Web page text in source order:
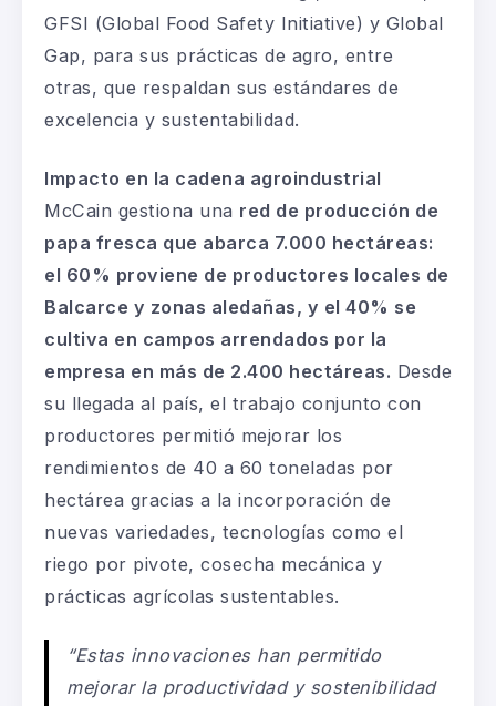
GFSI (Global Food Safety Initiative) y Global
Gap, para sus prácticas de agro, entre
otras, que respaldan sus estándares de
excelencia y sustentabilidad.
Impacto en la cadena agroindustrial
McCain gestiona una red de producción de
papa fresca que abarca 7.000 hectáreas:
el 60% proviene de productores locales de
Balcarce y zonas aledañas, y el 40% se
cultiva en campos arrendados por la
empresa en más de 2.400 hectáreas. Desde
su llegada al país, el trabajo conjunto con
productores permitió mejorar los
rendimientos de 40 a 60 toneladas por
hectárea gracias a la incorporación de
nuevas variedades, tecnologías como el
riego por pivote, cosecha mecánica y
prácticas agrícolas sustentables.
“Estas innovaciones han permitido
mejorar la productividad y sostenibilidad